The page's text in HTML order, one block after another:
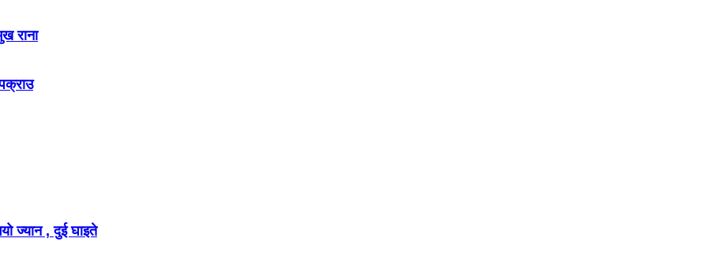
राना
ज्यान , दुई घाइते